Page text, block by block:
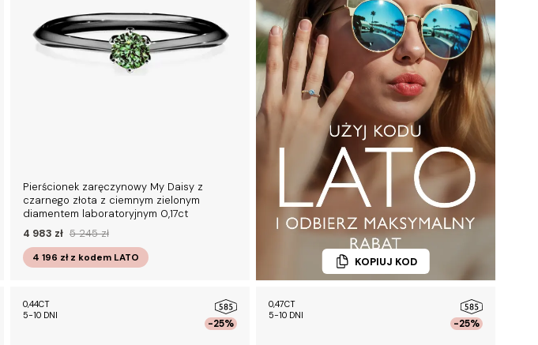
Pierścionek zaręczynowy My Daisy z
czarnego złota z ciemnym zielonym
diamentem laboratoryjnym 0,17ct
4 983 zł 5 245 zł
4 196 zł z kodem LATO KOPIUJ KOD
-25%
0,44CT
5-10 DNI
-25%
0,47CT
5-10 DNI